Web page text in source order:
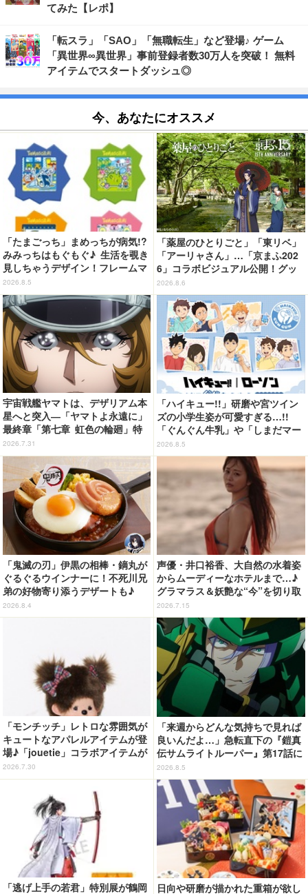
てみた【レポ】
「転スラ」「SAO」「無職転生」など登場♪ ゲーム
「異世界∞異世界」事前登録者数30万人を突破！ 無料
アイテムでスタートダッシュ◎
今、あなたにオススメ
「たまごっち」まめっちが病気!?
みみっちはもぐもぐ♪ 生活を覗き
見しちゃうデザイン！フレームマ
グネット「ぴたっとフレーム」登
場☆
2026.8.5
「薬屋のひとりごと」「東リベ」
「アーリャさん」…「京まふ202
6」コラボビジュアル公開！グッ
ズなどの最新情報も
2026.8.6
宇宙戦艦ヤマトは、デザリアム本
星へと突入―「ヤマトよ永遠に」
最終章「第七章 虹色の輪廻」特
報映像が公開！加藤直之新規描き
下ろし特製スリーブのBlu-ray＆D
VD情報も
2026.7.31
「ハイキュー!!」研磨や宮ツイン
ズの小学生姿が可愛すぎる…!!
「ぐんぐん牛乳」や「しまだマー
ト」デザインのグッズも!? ロー
ソン限定グッズが登場！
2026.8.5
「鬼滅の刃」伊黒の相棒・鏑丸が
ぐるぐるウインナーに！不死川兄
弟の好物寄り添うデザートも♪
「ジョイフル」コラボ第3弾・第4
弾決定【8月18日～】
2026.8.4
声優・井口裕香、大自然の水着姿
からムーディーなホテルまで…♪
グラマラス＆妖艶な“今”を切り取
り！3冊目写真集が発売中
2026.7.15
「モンチッチ」レトロな雰囲気が
キュートなアパレルアイテムが登
場♪「jouetie」コラボアイテムが
7月31日より順次抽選受付開始
2026.7.30
「来週からどんな気持ちで見れば
良いんだよ…」急転直下の『鎧真
伝サムライトルーパー』第17話に
感情の追いつかない視聴者が続
出…【ネタバレあり反応まとめ】
2026.8.5
「逃げ上手の若君」特別展が鶴岡
日向や研磨が描かれた重箱が欲し